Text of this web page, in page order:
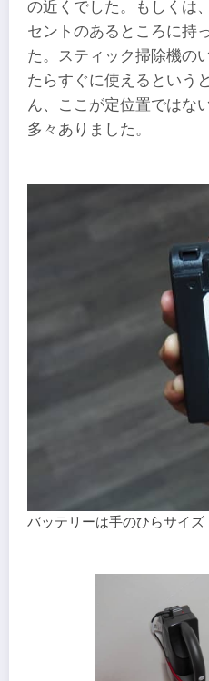
の近くでした。もしくは
セントのあるところに持
た。スティック掃除機の
たらすぐに使えるという
ん、ここが定位置ではな
多々ありました。
バッテリーは手のひらサイズ